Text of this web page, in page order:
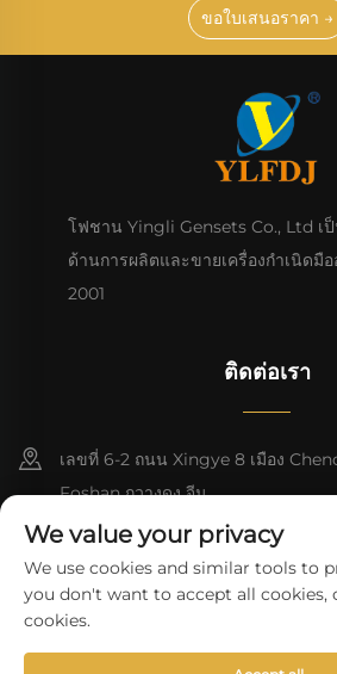
ขอใบเสนอราคา →
โฟชาน Yingli Gensets Co., Ltd เ
ด้านการผลิตและขายเครื่องกําเนิดมื
2001
ติดต่อเรา
เลขที่ 6-2 ถนน Xingye 8 เมือง
Foshan กวางดง จีน
8618676517177
[email protected]
We value your privacy
We use cookies and similar tools to
you don't want to accept all cookies,
cookies.